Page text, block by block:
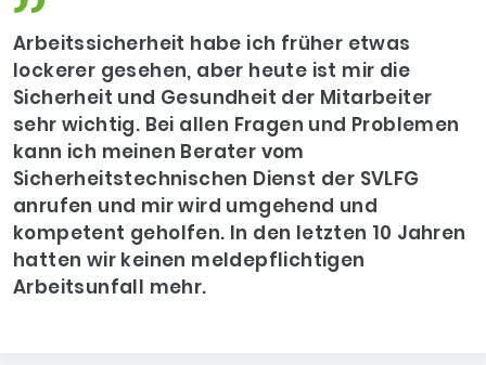
Arbeitssicherheit habe ich früher etwas
lockerer gesehen, aber heute ist mir die
Sicherheit und Gesundheit der Mitarbeiter
sehr wichtig. Bei allen Fragen und Problemen
kann ich meinen Berater vom
Sicherheitstechnischen Dienst der SVLFG
anrufen und mir wird umgehend und
kompetent geholfen. In den letzten 10 Jahren
hatten wir keinen meldepflichtigen
Arbeitsunfall mehr.